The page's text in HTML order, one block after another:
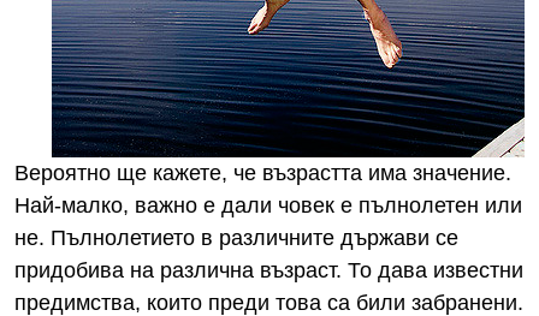
Вероятно ще кажете, че възрастта има значение.
Най-малко, важно е дали човек е пълнолетен или
не. Пълнолетието в различните държави се
придобива на различна възраст. То дава известни
предимства, които преди това са били забранени.